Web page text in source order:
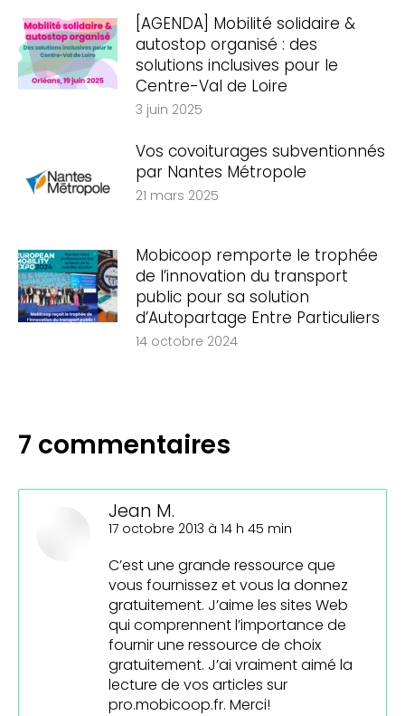
[AGENDA] Mobilité solidaire &
autostop organisé : des
solutions inclusives pour le
Centre-Val de Loire
3 juin 2025
Vos covoiturages subventionnés
par Nantes Métropole
21 mars 2025
Mobicoop remporte le trophée
de l’innovation du transport
public pour sa solution
d’Autopartage Entre Particuliers
14 octobre 2024
7 commentaires
Jean M.
dit
17 octobre 2013 à 14 h 45 min
C’est une grande ressource que
vous fournissez et vous la donnez
gratuitement. J’aime les sites Web
qui comprennent l’importance de
fournir une ressource de choix
gratuitement. J’ai vraiment aimé la
lecture de vos articles sur
pro.mobicoop.fr. Merci!